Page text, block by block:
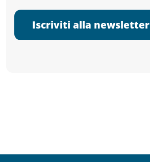
Iscriviti alla newsletter